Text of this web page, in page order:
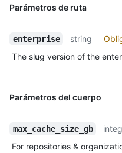
Parámetros de ruta
enterprise string
The slug version of the
Parámetros del cuerpo
max_cache_size_gb
For repositories &